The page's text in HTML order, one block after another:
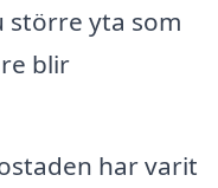
större yta som
blir
har varit